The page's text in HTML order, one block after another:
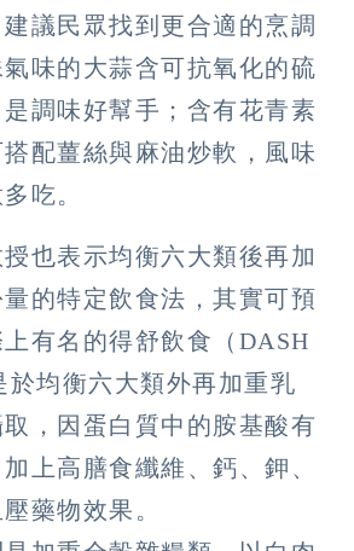
議民眾找到更合適的烹調
味的大蒜含可抗氧化的硫
調味好幫手；含有花青素
配薑絲與麻油炒軟，風味
吃。
也表示均衡六大類後再加
的特定飲食法，其實可預
有名的得舒飲食（DASH
均衡六大類外再加重乳
，因蛋白質中的胺基酸有
上高膳食纖維、鈣、鉀、
藥物效果。